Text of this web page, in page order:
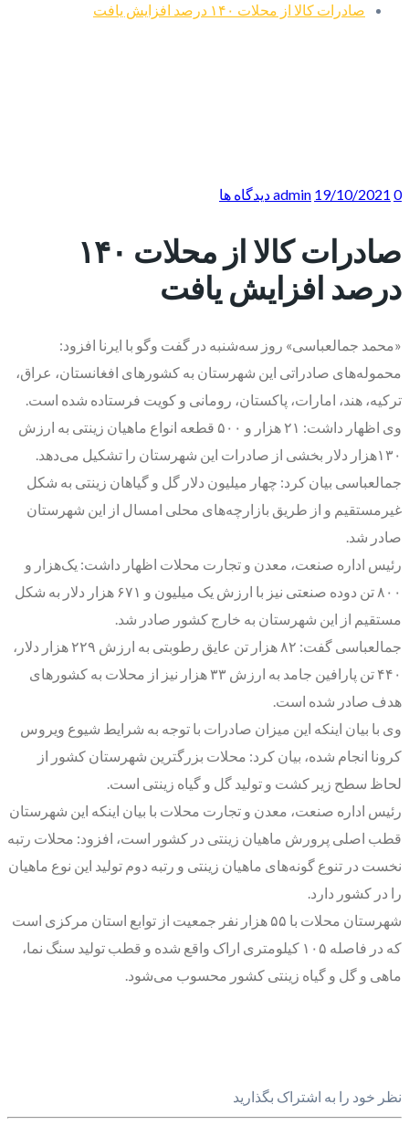
صادرات کالا از محلات ۱۴۰ درصد افزایش یافت
admin 19/10/2021 0 دیدگاه ها
صادرات کالا از محلات ۱۴۰
درصد افزایش یافت
«محمد جمالعباسی» روز سه‌شنبه در گفت وگو با ایرنا افزود:
محموله‌های صادراتی این شهرستان به کشورهای افغانستان، عراق،
ترکیه، هند، امارات، پاکستان، رومانی و کویت فرستاده شده است.
وی اظهار داشت: ۲۱ هزار و ۵۰۰ قطعه انواع ماهیان زینتی به ارزش
۱۳۰هزار دلار بخشی از صادرات این شهرستان را تشکیل می‌دهد.
جمالعباسی بیان کرد: چهار میلیون دلار گل و گیاهان زینتی به شکل
غیرمستقیم و از طریق بازارچه‌های محلی امسال از این شهرستان
صادر شد.
رئیس اداره صنعت، معدن و تجارت محلات اظهار داشت: یک‌هزار و
۸۰۰ تن دوده صنعتی نیز با ارزش یک میلیون و ۶۷۱ هزار دلار به شکل
مستقیم از این شهرستان به خارج کشور صادر شد.
جمالعباسی گفت: ۸۲ هزار تن عایق رطوبتی به ارزش ۲۲۹ هزار دلار،
۴۴۰ تن پارافین جامد به ارزش ۳۳ هزار نیز از محلات به کشورهای
هدف صادر شده است.
وی با بیان اینکه این میزان صادرات با توجه به شرایط شیوع ویروس
کرونا انجام شده، بیان کرد: محلات بزرگترین شهرستان کشور از
لحاظ سطح زیر کشت و تولید گل و گیاه زینتی است.
رئیس اداره صنعت، معدن و تجارت محلات با بیان اینکه این شهرستان
قطب اصلی پرورش ماهیان زینتی در کشور است، افزود: محلات رتبه
نخست در تنوع گونه‌های ماهیان زینتی و رتبه دوم تولید این نوع ماهیان
را در کشور دارد.
شهرستان محلات با ۵۵ هزار نفر جمعیت از توابع استان مرکزی است
که در فاصله ۱۰۵ کیلومتری اراک واقع شده و قطب تولید سنگ نما،
ماهی و گل و گیاه زینتی کشور محسوب می‌شود.
نظر خود را به اشتراک بگذارید